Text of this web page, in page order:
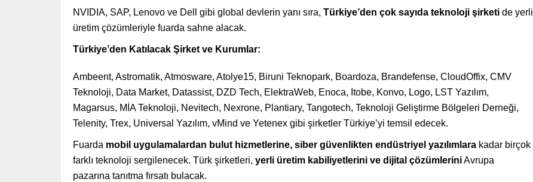
NVIDIA, SAP, Lenovo ve Dell gibi global devlerin yanı sıra, Türkiye’den çok sayıda teknoloji şirketi de yerli
üretim çözümleriyle fuarda sahne alacak.
Türkiye’den Katılacak Şirket ve Kurumlar:
Ambeent, Astromatik, Atmosware, Atolye15, Biruni Teknopark, Boardoza, Brandefense, CloudOffix, CMV
Teknoloji, Data Market, Datassist, DZD Tech, ElektraWeb, Enoca, Itobe, Konvo, Logo, LST Yazılım,
Magarsus, MİA Teknoloji, Nevitech, Nexrone, Plantiary, Tangotech, Teknoloji Geliştirme Bölgeleri Derneği,
Telenity, Trex, Universal Yazılım, vMind ve Yetenex gibi şirketler Türkiye’yi temsil edecek.
Fuarda mobil uygulamalardan bulut hizmetlerine, siber güvenlikten endüstriyel yazılımlara kadar birçok
farklı teknoloji sergilenecek. Türk şirketleri, yerli üretim kabiliyetlerini ve dijital çözümleriniAvrupa
pazarına tanıtma fırsatı bulacak.